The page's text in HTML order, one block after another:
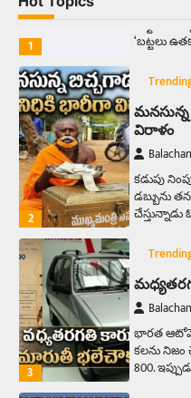
1
సాఫ్ట్‌వేర్
‘బట్టలు
2
విరాళం
కడుపు
డబ్బును
చేస్తున్నాడు
3
భారత
కలను
800.